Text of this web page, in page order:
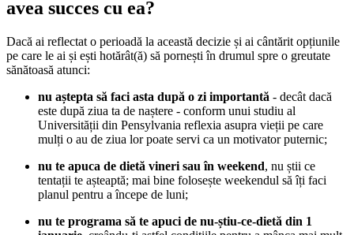
avea succes cu ea?
Dacă ai reflectat o perioadă la această decizie și ai cântărit opțiunile
pe care le ai și ești hotărât(ă) să pornești în drumul spre o greutate
sănătoasă atunci:
nu aștepta să faci asta după o zi importantă - decât dacă
este după ziua ta de naștere - conform unui studiu al
Universității din Pensylvania reflexia asupra vieții pe care
mulți o au de ziua lor poate servi ca un motivator puternic;
nu te apuca de dietă vineri sau în weekend, nu știi ce
tentații te așteaptă; mai bine folosește weekendul să îți faci
planul pentru a începe de luni;
nu te programa să te apuci de nu-știu-ce-dietă din 1